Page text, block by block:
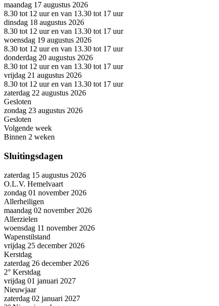
maandag 17 augustus 2026
8.30 tot 12 uur en van 13.30 tot 17 uur
dinsdag 18 augustus 2026
8.30 tot 12 uur en van 13.30 tot 17 uur
woensdag 19 augustus 2026
8.30 tot 12 uur en van 13.30 tot 17 uur
donderdag 20 augustus 2026
8.30 tot 12 uur en van 13.30 tot 17 uur
vrijdag 21 augustus 2026
8.30 tot 12 uur en van 13.30 tot 17 uur
zaterdag 22 augustus 2026
Gesloten
zondag 23 augustus 2026
Gesloten
Volgende week
Binnen 2 weken
Sluitingsdagen
zaterdag 15 augustus 2026
O.L.V. Hemelvaart
zondag 01 november 2026
Allerheiligen
maandag 02 november 2026
Allerzielen
woensdag 11 november 2026
Wapenstilstand
vrijdag 25 december 2026
Kerstdag
zaterdag 26 december 2026
2° Kerstdag
vrijdag 01 januari 2027
Nieuwjaar
zaterdag 02 januari 2027